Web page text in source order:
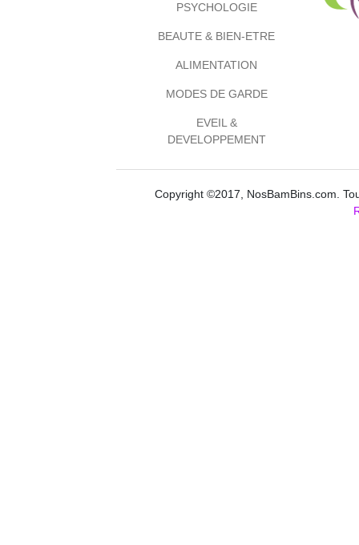
PSYCHOLOGIE
BEAUTE & BIEN-ETRE
ALIMENTATION
MODES DE GARDE
EVEIL &
DEVELOPPEMENT
Copyright ©2017, NosBamBins.com.